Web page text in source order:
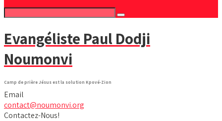
Evangéliste Paul Dodji
Noumonvi
Camp de prière Jésus est la solution Kpové-Zion
Email
contact@noumonvi.org
Contactez-Nous!